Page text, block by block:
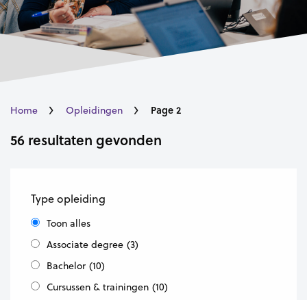
Home Opleidingen Page 2
56 resultaten gevonden
Type opleiding
Toon alles
Associate degree (3)
Bachelor (10)
Cursussen & trainingen (10)